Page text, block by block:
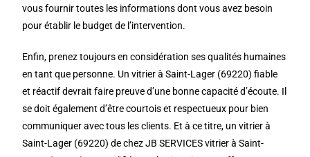
vous fournir toutes les informations dont vous avez besoin
pour établir le budget de l’intervention.
Enfin, prenez toujours en considération ses qualités humaines
en tant que personne. Un vitrier à Saint-Lager (69220) fiable
et réactif devrait faire preuve d’une bonne capacité d’écoute. Il
se doit également d’être courtois et respectueux pour bien
communiquer avec tous les clients. Et à ce titre, un vitrier à
Saint-Lager (69220) de chez JB SERVICES vitrier à Saint-